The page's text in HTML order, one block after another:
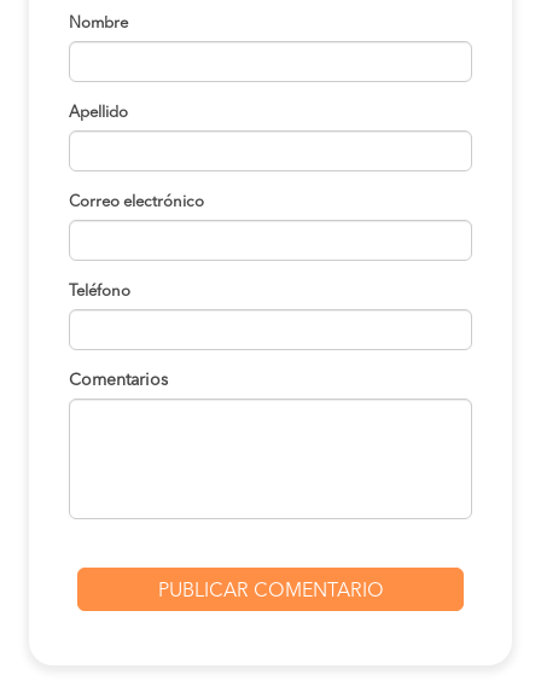
Nombre
Apellido
Correo electrónico
Teléfono
Comentarios